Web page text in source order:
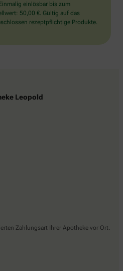
einlösbar bis zum
50,00 €. Gültig auf das
rezeptpflichtige Produkte.
Leopold
Zahlungsart Ihrer Apotheke vor Ort.